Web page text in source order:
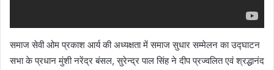
समाज सेवी ओम प्रकाश आर्य की अध्यक्षता में समाज सुधार सम्मेलन का उद्घाटन
सभा के प्रधान मुंशी नरेंद्र बंसल, सुरेन्द्र पाल सिंह ने दीप प्रज्वलित एवं श्रद्धानंद